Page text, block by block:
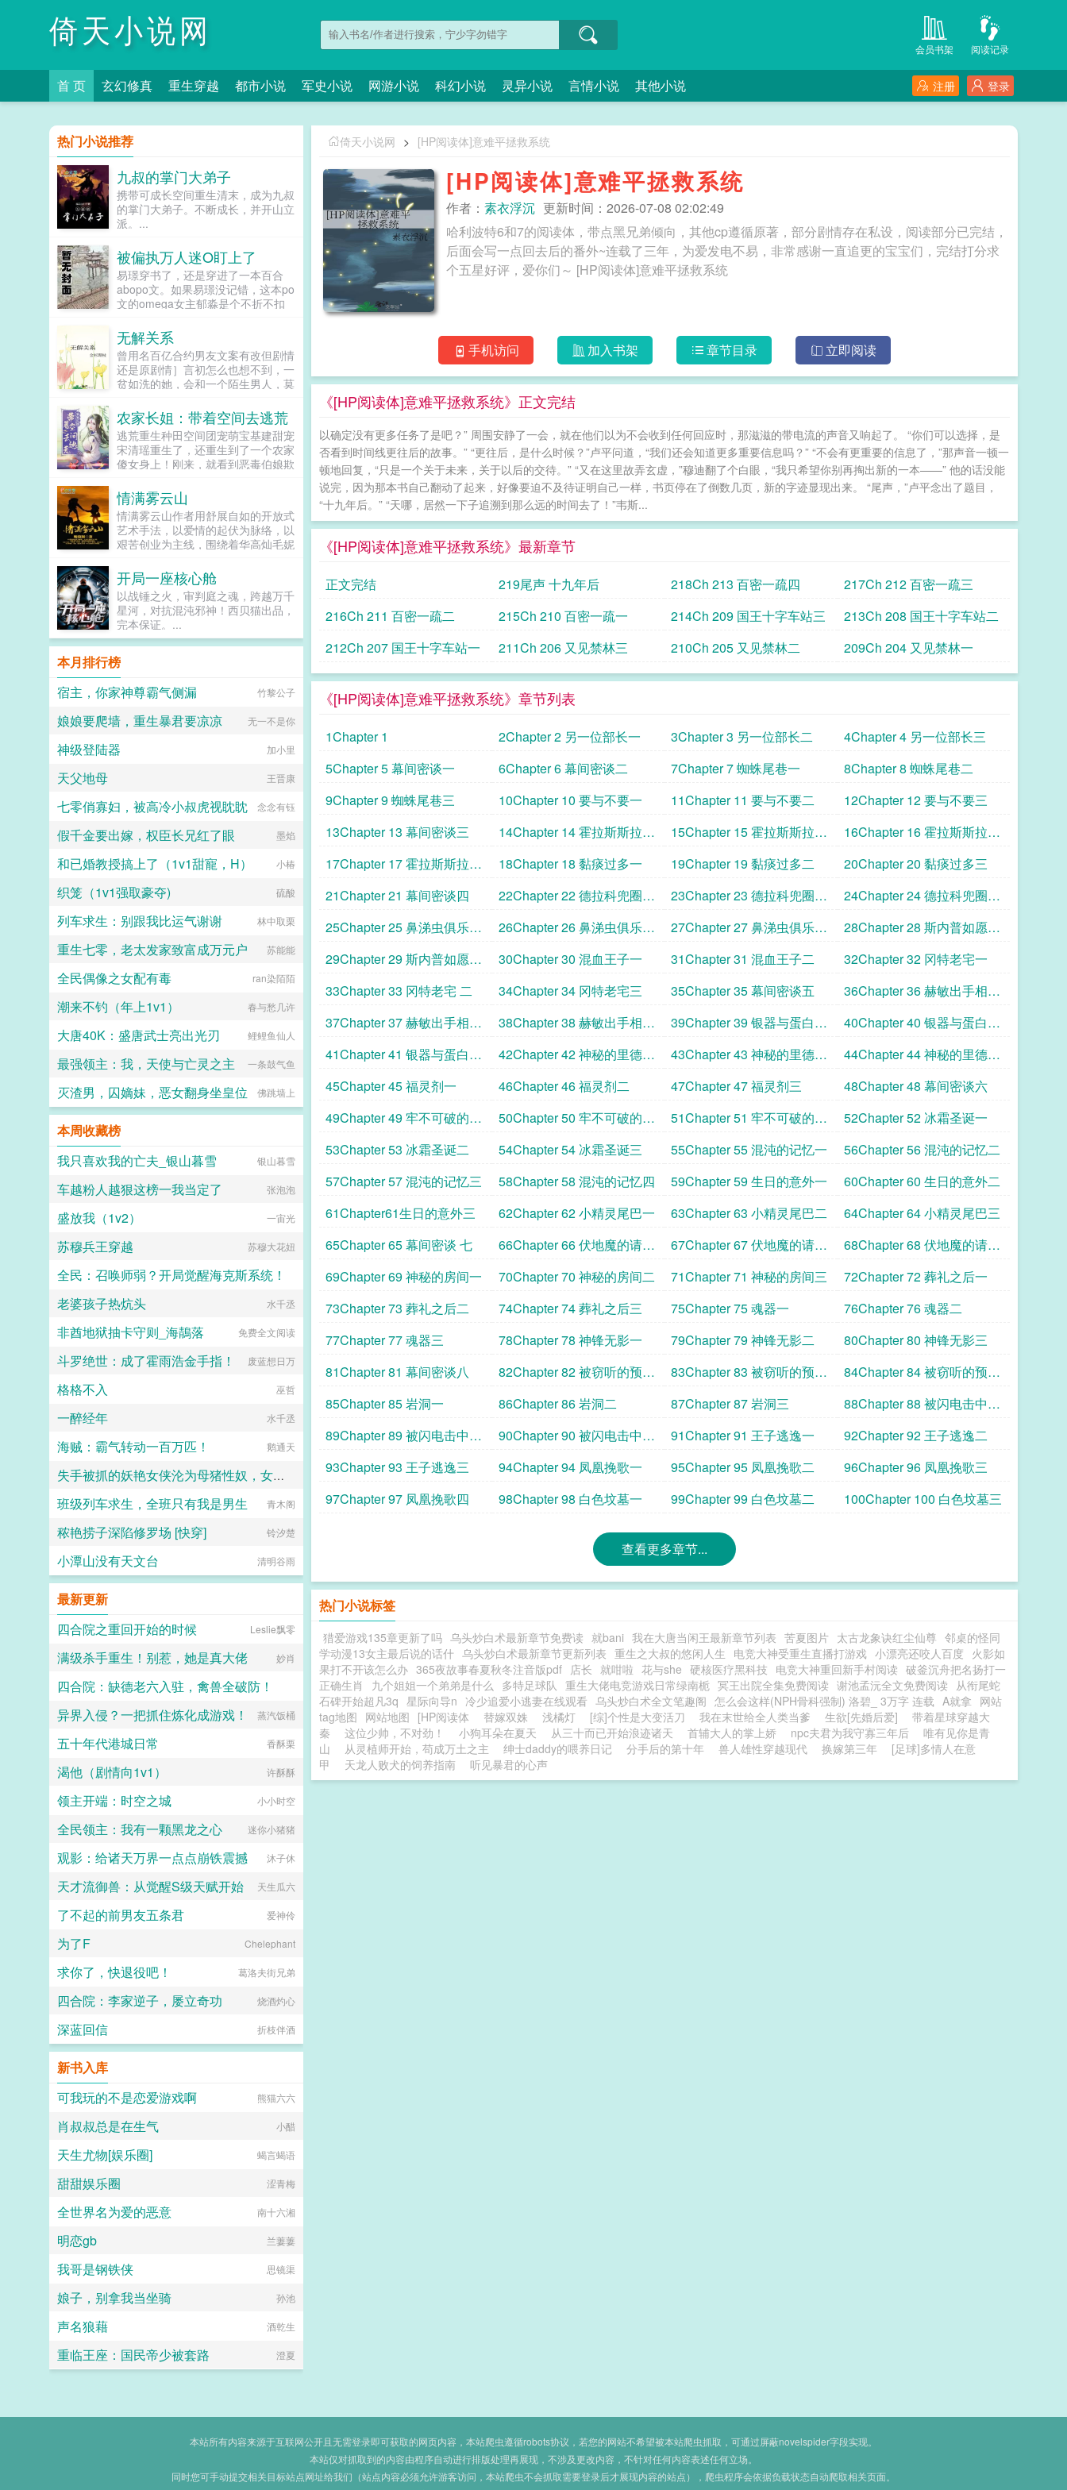
倚天小说网 阅读记录
会员书架
首 页 玄幻修真 重生穿越 都市小说 军史小说 网游小说 科幻小说 灵异小说 言情小说 其他小说 登录
注册
倚天小说网 > [HP阅读体]意难平拯救系统
[HP阅读体]意难平拯救系统
作者： 素衣浮沉 更新时间：2026-07-08 02:02:49
哈利波特6和7的阅读体，带点黑兄弟倾向，其他cp遵循原著，部分剧情存在私设，阅读部分已完结，
后面会写一点回去后的番外~连载了三年，为爱发电不易，非常感谢一直追更的宝宝们，完结打分求
个五星好评，爱你们～ [HP阅读体]意难平拯救系统
手机访问 加入书架 章节目录 立即阅读
《[HP阅读体]意难平拯救系统》正文完结
以确定没有更多任务了是吧？” 周围安静了一会，就在他们以为不会收到任何回应时，那滋滋的带电流的声音又响起了。 “你们可以选择，是
否看到时间线更往后的故事。” “更往后，是什么时候？”卢平问道，“我们还会知道更多重要信息吗？” “不会有更重要的信息了，”那声音一顿一
顿地回复，“只是一个关于未来，关于以后的交待。” “又在这里故弄玄虚，”穆迪翻了个白眼，“我只希望你别再掏出新的一本——” 他的话没能
说完，因为那本书自己翻动了起来，好像要迫不及待证明自己一样，书页停在了倒数几页，新的字迹显现出来。 “尾声，”卢平念出了题目，
“十九年后。” “天哪，居然一下子追溯到那么远的时间去了！”韦斯...
《[HP阅读体]意难平拯救系统》最新章节
正文完结 219尾声 十九年后 218Ch 213 百密一疏四
217Ch 212 百密一疏三
216Ch 211 百密一疏二
215Ch 210 百密一疏一 214Ch 209 国王十字车站三
213Ch 208 国王十字车站二
212Ch 207 国王十字车站一
211Ch 206 又见禁林三 210Ch 205 又见禁林二 209Ch 204 又见禁林一
《[HP阅读体]意难平拯救系统》章节列表
1Chapter 1 2Chapter 2 另一位部长一 3Chapter 3 另一位部长二
4Chapter 4 另一位部长三
5Chapter 5 幕间密谈一
6Chapter 6 幕间密谈二 7Chapter 7 蜘蛛尾巷一
8Chapter 8 蜘蛛尾巷二
9Chapter 9 蜘蛛尾巷三
10Chapter 10 要与不要一 11Chapter 11 要与不要二
12Chapter 12 要与不要三
13Chapter 13 幕间密谈三
14Chapter 14 霍拉斯斯拉格
霍恩一
15Chapter 15 霍拉斯斯拉格
霍恩二
16Chapter 16 霍拉斯斯拉格
霍恩三
17Chapter 17 霍拉斯斯拉格
霍恩四
18Chapter 18 黏痰过多一 19Chapter 19 黏痰过多二
20Chapter 20 黏痰过多三
21Chapter 21 幕间密谈四
22Chapter 22 德拉科兜圈子
一
23Chapter 23 德拉科兜圈子
二
24Chapter 24 德拉科兜圈子
三
25Chapter 25 鼻涕虫俱乐部
一
26Chapter 26 鼻涕虫俱乐部
二
27Chapter 27 鼻涕虫俱乐部
三
28Chapter 28 斯内普如愿以
偿一
29Chapter 29 斯内普如愿以
偿二
30Chapter 30 混血王子一 31Chapter 31 混血王子二
32Chapter 32 冈特老宅一
33Chapter 33 冈特老宅 二
34Chapter 34 冈特老宅三 35Chapter 35 幕间密谈五
36Chapter 36 赫敏出手相助
一
37Chapter 37 赫敏出手相助
二
38Chapter 38 赫敏出手相助
三
39Chapter 39 银器与蛋白石
一
40Chapter 40 银器与蛋白石
二
41Chapter 41 银器与蛋白石
三
42Chapter 42 神秘的里德尔
一
43Chapter 43 神秘的里德尔
二
44Chapter 44 神秘的里德尔
三
45Chapter 45 福灵剂一 46Chapter 46 福灵剂二 47Chapter 47 福灵剂三
48Chapter 48 幕间密谈六
49Chapter 49 牢不可破的誓
言一
50Chapter 50 牢不可破的誓
言二
51Chapter 51 牢不可破的誓
言三
52Chapter 52 冰霜圣诞一
53Chapter 53 冰霜圣诞二
54Chapter 54 冰霜圣诞三 55Chapter 55 混沌的记忆一
56Chapter 56 混沌的记忆二
57Chapter 57 混沌的记忆三
58Chapter 58 混沌的记忆四 59Chapter 59 生日的意外一
60Chapter 60 生日的意外二
61Chapter61生日的意外三
62Chapter 62 小精灵尾巴一 63Chapter 63 小精灵尾巴二
64Chapter 64 小精灵尾巴三
65Chapter 65 幕间密谈 七
66Chapter 66 伏地魔的请求
一
67Chapter 67 伏地魔的请求
二
68Chapter 68 伏地魔的请求
三
69Chapter 69 神秘的房间一 70Chapter 70 神秘的房间二 71Chapter 71 神秘的房间三
72Chapter 72 葬礼之后一
73Chapter 73 葬礼之后二
74Chapter 74 葬礼之后三 75Chapter 75 魂器一
76Chapter 76 魂器二
77Chapter 77 魂器三
78Chapter 78 神锋无影一 79Chapter 79 神锋无影二
80Chapter 80 神锋无影三
81Chapter 81 幕间密谈八
82Chapter 82 被窃听的预言
一
83Chapter 83 被窃听的预言
二
84Chapter 84 被窃听的预言
三
85Chapter 85 岩洞一 86Chapter 86 岩洞二 87Chapter 87 岩洞三
88Chapter 88 被闪电击中的
塔楼一
89Chapter 89 被闪电击中的
塔楼二
90Chapter 90 被闪电击中的
塔楼三
91Chapter 91 王子逃逸一
92Chapter 92 王子逃逸二
93Chapter 93 王子逃逸三
94Chapter 94 凤凰挽歌一 95Chapter 95 凤凰挽歌二
96Chapter 96 凤凰挽歌三
97Chapter 97 凤凰挽歌四
98Chapter 98 白色坟墓一 99Chapter 99 白色坟墓二 100Chapter 100 白色坟墓三
查看更多章节...
热门小说标签
猎爱游戏135章更新了吗 乌头炒白术最新章节免费读 就bani 我在大唐当闲王最新章节列表 苦夏图片 太古龙象诀红尘仙尊 邻桌的怪同
学动漫13女主最后说的话什 乌头炒白术最新章节更新列表 重生之大叔的悠闲人生 电竞大神受重生直播打游戏 小漂亮还咬人百度 火影如
果打不开该怎么办 365夜故事春夏秋冬注音版pdf 店长 就咁啦 花与she 硬核医疗黑科技 电竞大神重回新手村阅读 破釜沉舟把名扬打一
正确生肖
九个姐姐一个弟弟是什么 多特足球队 重生大佬电竞游戏日常绿南栀 冥王出院全集免费阅读 谢池孟沅全文免费阅读 从衔尾蛇
石碑开始超凡3q 星际向导n 冷少追爱小逃妻在线观看 乌头炒白术全文笔趣阁 怎么会这样(NPH骨科强制) 洛碧_ 3万字 连载 A就拿 网站
tag地图 网站地图 [HP阅读体 替嫁双姝 浅橘灯 [综]个性是大变活刀 我在末世给全人类当爹 生欲[先婚后爱]
带着星球穿越大
秦
这位少帅，不对劲！ 小狗耳朵在夏天 从三十而已开始浪迹诸天 首辅大人的掌上娇 npc夫君为我守寡三年后
唯有见你是青
山
从灵植师开始，苟成万土之主 绅士daddy的喂养日记 分手后的第十年 兽人雄性穿越现代 换嫁第三年
[足球]多情人在意
甲
天龙人败犬的饲养指南 听见暴君的心声
热门小说推荐
九叔的掌门大弟子
携带可成长空间重生清末，成为九叔
的掌门大弟子。不断成长，并开山立
派。...
被偏执万人迷O盯上了
易璟穿书了，还是穿进了一本百合
abopo文。如果易璟没记错，这本po
文的omega女主郁淼是个不折不扣
无法克制对郁淼强取豪夺的冲动，即
使郁淼自己性格冷淡对那种事完全没
有兴趣，剧情也总会拐到那个方向，
而且每隔两三章会就换一批alpha，
刺激得不行。穿到一切开始之前，易
淼。青灰亚麻色的分层长卷发，神态
有些病弱，眼波迷蒙猫一样慵懒仿佛
含着水似的，远远一眼望过来就能令
人神魂颠倒。看着郁淼靠在窗边，衬
吞吐烟雾，易璟缓缓向写出郁淼的作
者献上膝盖。难怪文中那些alpha要
发疯，她看了也忍不住想喊姐姐请让
我贴一下啊！郁淼有一个秘密。她知
道未来会发生的所有事。那期间每一
之前，郁淼每天都在数着日子等着复
仇，因此她清楚的知道易璟不是这个
世界的人。但是易璟太可爱了。她是
她世界里唯一的正常人，不会忽然发
疯对她强取豪夺，也不会利用信息素
在各种地方侮辱一样地占有，还会默
不作声地带她绕开所有的剧情点。因
为易璟，上辈子那些恶心的alpha没
有一个能来到她的面前。郁淼爱易
璟。只是易璟总是不开窍，每次亲近
她到最后都会弹开，即使她说她愿
意。于是在情热期那天，郁淼提前丢
掉了抑制剂，处理掉了一直在烦她的
alpha，脆弱的靠进了易璟怀里璟
璟，我难受。帮帮我1始终1v12超听
女a无挂件2023725文案已截图备
份。...
无解关系
曾用名百亿合约男友文案有改但剧情
还是原剧情］言初怎么也想不到，一
贫如洗的她，会和一个陌生男人，莫
富交换。说白了就是他的钱进了她账
户，她的钱进了他账户还转！不！
回！去！好消息对方是陆洺执，陆氏
集团太子爷，多金，年轻，人还帅。
坏消息这人脾气差，控制欲强，还打
农家长姐：带着空间去逃荒
逃荒重生种田空间团宠萌宝基建甜宠
宋清瑶重生了，还重生到了一个农家
傻女身上！刚来，就看到恶毒伯娘欺
了。刚解决了，就遇...
情满雾云山
情满雾云山作者用舒展自如的开放式
艺术手法，以爱情的起伏为脉络，以
艰苦创业为主线，围绕着华高灿毛妮
文彬梁仕达丁...
开局一座核心舱
以战锤之火，审判庭之魂，跨越万千
星河，对抗混沌邪神！西贝猫出品，
完本保证。...
本月排行榜
宿主，你家神尊霸气侧漏
竹黎公子
娘娘要爬墙，重生暴君要凉凉 无一不是你
神级登陆器 加小里
天父地母 王晋康
七零俏寡妇，被高冷小叔虎视眈眈 念念有钰
假千金要出嫁，权臣长兄红了眼 墨焰
和已婚教授搞上了（1v1甜寵，H） 小椿
织笼（1v1强取豪夺) 硫酸
列车求生：别跟我比运气谢谢 林中取栗
重生七零，老太发家致富成万元户 苏能能
全民偶像之女配有毒 ran染陌陌
潮来不钓（年上1v1） 春与愁几许
大唐40K：盛唐武士亮出光刃 鲤鲤鱼仙人
最强领主：我，天使与亡灵之主 一条鼓气鱼
灭渣男，囚嫡妹，恶女翻身坐皇位 佛跳墙上
本周收藏榜
我只喜欢我的亡夫_银山暮雪
银山暮雪
车越粉人越狠这榜一我当定了 张泡泡
盛放我（1v2） 一宙光
苏穆兵王穿越 苏穆大花妞
全民：召唤师弱？开局觉醒海克斯系统！
一脸糊涂
老婆孩子热炕头 水千丞
非酋地狱抽卡守则_海鶄落 免费全文阅读
斗罗绝世：成了霍雨浩金手指！ 废蓝想日万
格格不入 巫哲
一醉经年 水千丞
海贼：霸气转动一百万匹！ 鹅通天
失手被抓的妖艳女侠沦为母猪性奴，女儿师妹最终也落入魔掌？
可能是显像管
班级列车求生，全班只有我是男生 青木阁
秾艳捞子深陷修罗场 [快穿] 铃汐楚
小潭山没有天文台 清明谷雨
最新更新
四合院之重回开始的时候
Leslie飘零
满级杀手重生！别惹，她是真大佬 妙肖
四合院：缺德老六入驻，禽兽全破防！
一把破键盘
异界入侵？一把抓住炼化成游戏！ 蒸汽饭桶
五十年代港城日常 香酥栗
渴他（剧情向1v1） 许酥酥
领主开端：时空之城 小小时空
全民领主：我有一颗黑龙之心 迷你小猪猪
观影：给诸天万界一点点崩铁震撼 沐子休
天才流御兽：从觉醒S级天赋开始 天生瓜六
了不起的前男友五条君 爱神伶
为了F Chelephant
求你了，快退役吧！ 葛洛夫街兄弟
四合院：李家逆子，屡立奇功 烧酒灼心
深蓝回信 折枝伴酒
新书入库
可我玩的不是恋爱游戏啊
熊猫六六
肖叔叔总是在生气 小醋
天生尤物[娱乐圈] 蝎言蝎语
甜甜娱乐圈 涩青梅
全世界名为爱的恶意 南十六湘
明恋gb 兰萋萋
我哥是钢铁侠 思镜渠
娘子，别拿我当坐骑 孙池
声名狼藉 酒乾生
重临王座：国民帝少被套路 澄夏
本站所有内容来源于互联网公开且无需登录即可获取的网页内容，本站爬虫遵循robots协议，若您的网站不希望被本站爬虫抓取，可通过屏蔽novelspider字段实现。
本站仅对抓取到的内容由程序自动进行排版处理再展现，不涉及更改内容，不针对任何内容表述任何立场。
同时您可手动提交相关目标站点网址给我们（站点内容必须允许游客访问，本站爬虫不会抓取需要登录后才展现内容的站点），爬虫程序会依据负载状态自动爬取相关页面。